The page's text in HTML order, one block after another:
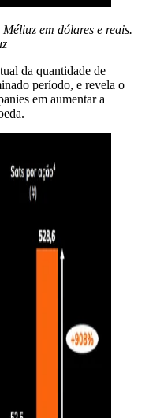
em dólares e reais.
da quantidade de
período, e revela o
em aumentar a